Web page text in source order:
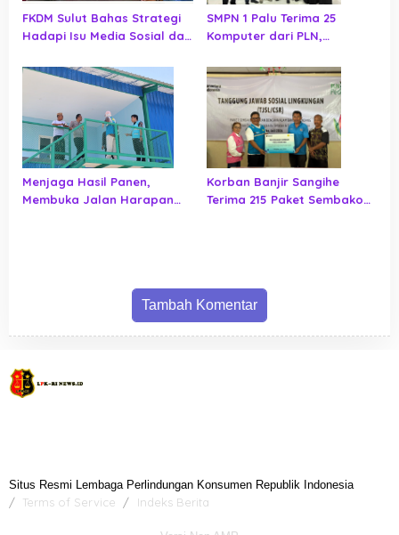
FKDM Sulut Bahas Strategi
Hadapi Isu Media Sosial dan
Pemerintah
SMPN 1 Palu Terima 25
Komputer dari PLN,
Optimal
Menjaga Hasil Panen,
Membuka Jalan Harapan
Korban Banjir Sangihe
Terima 215 Paket Sembako
Tambah Komentar
Situs Resmi Lembaga Perlindungan Konsumen Republik Indonesia
Terms of Service Indeks Berita